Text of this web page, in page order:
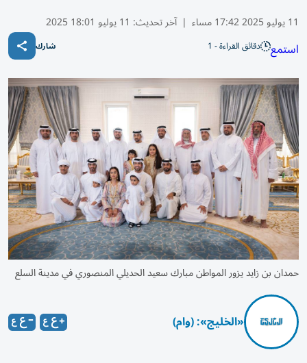
11 يوليو 2025 17:42 مساء | آخر تحديث: 11 يوليو 18:01 2025
استمع دقائق القراءة - 1 شارك
حمدان بن زايد يزور المواطن مبارك سعيد الحديلي المنصوري في مدينة السلع
«الخليج»: (وام)